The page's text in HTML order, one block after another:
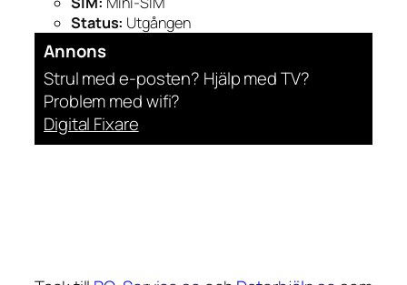
Status: Utgången
Annons
Strul med e-posten? Hjälp med TV?
Problem med wifi?
Digital Fixare